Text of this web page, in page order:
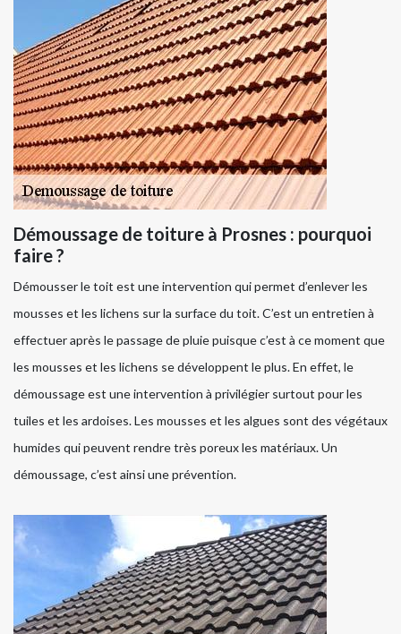
Démoussage de toiture à Prosnes : pourquoi
faire ?
Démousser le toit est une intervention qui permet d’enlever les
mousses et les lichens sur la surface du toit. C’est un entretien à
effectuer après le passage de pluie puisque c’est à ce moment que
les mousses et les lichens se développent le plus. En effet, le
démoussage est une intervention à privilégier surtout pour les
tuiles et les ardoises. Les mousses et les algues sont des végétaux
humides qui peuvent rendre très poreux les matériaux. Un
démoussage, c’est ainsi une prévention.